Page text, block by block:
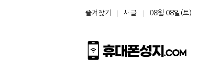
즐겨찾기 새글 08월 08일(토)